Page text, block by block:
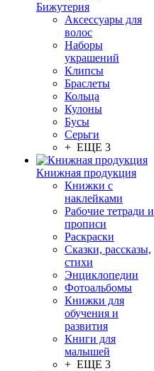
Бижутерия
Аксессуары для
волос
Наборы
украшений
Клипсы
Браслеты
Кольца
Кулоны
Бусы
Серьги
+ ЕЩЕ 3
Книжная продукция
Книжки с
наклейками
Рабочие тетради и
прописи
Раскраски
Сказки, рассказы,
стихи
Энциклопедии
Фотоальбомы
Книжки для
обучения и
развития
Книги для
малышей
+ ЕЩЕ 3